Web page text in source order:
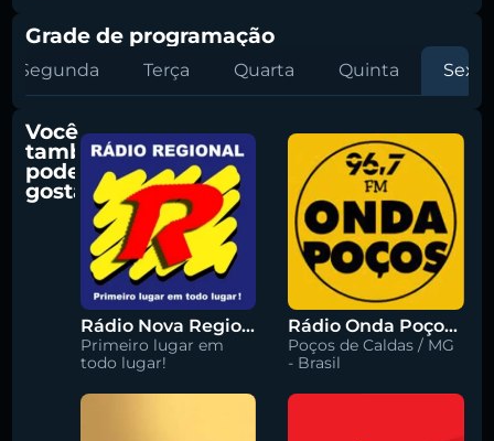
Grade de programação
Segunda Terça Quarta Quinta Sexta
Você
também
pode
gostar
Rádio Nova Regional 91.5 FM
Primeiro lugar em
todo lugar!
Rádio Onda Poços 96.7 FM
Poços de Caldas / MG
- Brasil